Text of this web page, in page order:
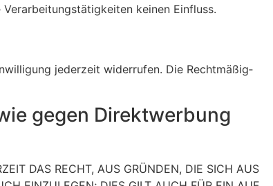
keinen Einfluss.
jederzeit wider­rufen. Die Recht­mä­ßig­
gegen Direkt­wer­bung
DAS RECHT, AUS GRÜNDEN, DIE SICH AUS